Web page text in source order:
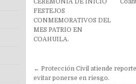
FESTEJOS
CONMEMORATIVOS DEL
MES PATRIO EN
COAHUILA.
Navegación
← Protección Civil atiende
evitar ponerse en riesgo.